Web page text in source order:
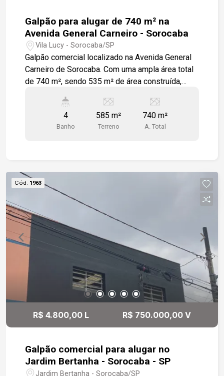
Galpão para alugar de 740 m² na
Avenida General Carneiro - Sorocaba
Vila Lucy - Sorocaba/SP
Galpão comercial localizado na Avenida General
Carneiro de Sorocaba. Com uma ampla área total
de 740 m², sendo 535 m² de área construída,
e estacionamento exclusivo, com espaço para
acomodar aproximadamente 6 carros. A estrutura
do galpão é impecável, com piso de cimento
tipo de negócio. A localização é privilegiada,
próximo a um mercado renomado, restaurantes e
diversos outros estabelecimentos comerciais. O
corredor comercial onde está inserido é
extremamente movimentado, garantindo uma
visibilidade incrível para o seu negócio. Estamos
à disposição para te atender. Gostaria de saber
mais informações ou agendar uma visita?
4
Banho
585 m²
Terreno
740 m²
A. Total
Cód. 1963
R$ 4.800,00 L R$ 750.000,00 V
Galpão comercial para alugar no
Jardim Bertanha - Sorocaba - SP
Jardim Bertanha - Sorocaba/SP